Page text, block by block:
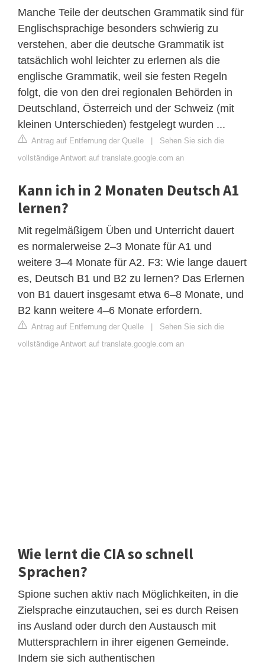
Manche Teile der deutschen Grammatik sind für
Englischsprachige besonders schwierig zu
verstehen, aber die deutsche Grammatik ist
tatsächlich wohl leichter zu erlernen als die
englische Grammatik, weil sie festen Regeln
folgt, die von den drei regionalen Behörden in
Deutschland, Österreich und der Schweiz (mit
kleinen Unterschieden) festgelegt wurden ...
Antrag auf Entfernung der Quelle | Sehen Sie sich die
vollständige Antwort auf translate.google.com an
Kann ich in 2 Monaten Deutsch A1
lernen?
Mit regelmäßigem Üben und Unterricht dauert
es normalerweise 2–3 Monate für A1 und
weitere 3–4 Monate für A2. F3: Wie lange dauert
es, Deutsch B1 und B2 zu lernen? Das Erlernen
von B1 dauert insgesamt etwa 6–8 Monate, und
B2 kann weitere 4–6 Monate erfordern.
Antrag auf Entfernung der Quelle | Sehen Sie sich die
vollständige Antwort auf translate.google.com an
Wie lernt die CIA so schnell
Sprachen?
Spione suchen aktiv nach Möglichkeiten, in die
Zielsprache einzutauchen, sei es durch Reisen
ins Ausland oder durch den Austausch mit
Muttersprachlern in ihrer eigenen Gemeinde.
Indem sie sich authentischen